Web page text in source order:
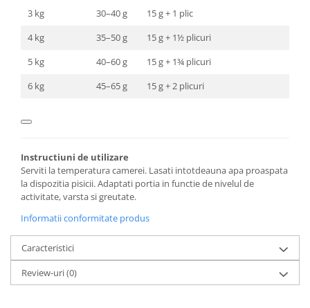
3 kg 30–40 g
15 g + 1 plic
4 kg
35–50 g
15 g + 1½ plicuri
5 kg
40–60 g
15 g + 1¾ plicuri
6 kg
45–65 g 15 g + 2 plicuri
Instructiuni de utilizare
Serviti la temperatura camerei. Lasati intotdeauna apa proaspata
la dispozitia pisicii. Adaptati portia in functie de nivelul de
activitate, varsta si greutate.
Informatii conformitate produs
Caracteristici
Review-uri(0)